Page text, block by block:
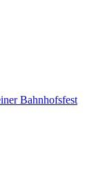
Bahnhofsfest